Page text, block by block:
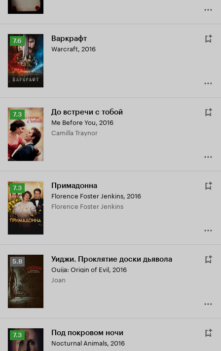
Рейтинг
Кинопоиска
7.6
7.6 Варкрафт
Warcraft, 2016
Рейтинг
Кинопоиска
7.3
7.3 До встречи с тобой
Me Before You, 2016
Camilla Traynor
Рейтинг
Кинопоиска
7.3
7.3 Примадонна
Florence Foster Jenkins, 2016
Florence Foster Jenkins
Рейтинг
Кинопоиска
5.8
5.8 Уиджи. Проклятие доски дьявола
Ouija: Origin of Evil, 2016
Joan
Рейтинг
Кинопоиска
7.3 Под покровом ночи
Nocturnal Animals, 2016